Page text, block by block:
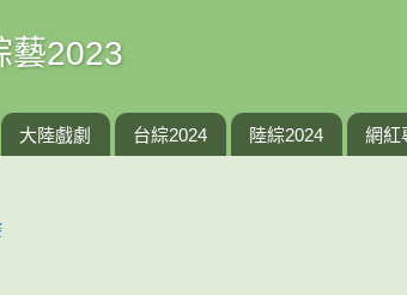
藝2023
大陸戲劇 台綜2024 陸綜2024 網紅